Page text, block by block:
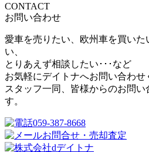
CONTACT
お問い合わせ
愛車を売りたい、欧州車を買い
い、
とりあえず相談したい･･･など
お気軽にデイトナへお問い合わせ
スタッフ一同、皆様からのお問い
す。
059-387-8668
お問合せ・売却査定